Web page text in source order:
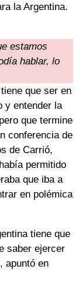
la Argentina.
estamos
hablar, lo
que ser en
y entender la
que termine
conferencia de
de Carrió,
permitido
que iba a
en polémica
tiene que
saber ejercer
apuntó en